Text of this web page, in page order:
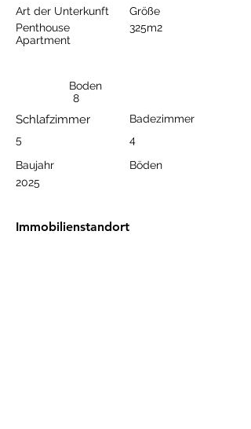
Art der Unterkunft
Penthouse
Apartment
Größe
325m2
Boden
8
Schlafzimmer
5
Baujahr
2025
Badezimmer
4
Böden
Immobilienstandort